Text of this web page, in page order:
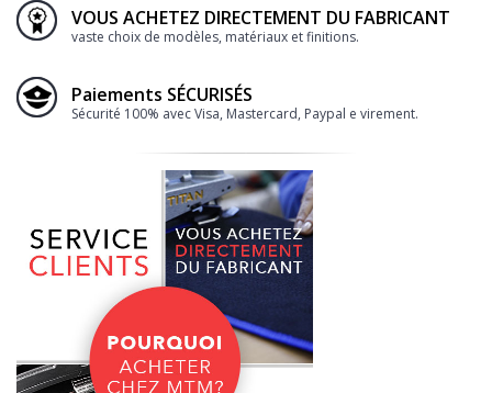
VOUS ACHETEZ DIRECTEMENT DU FABRICANT
vaste choix de modèles, matériaux et finitions.
Paiements SÉCURISÉS
Sécurité 100% avec Visa, Mastercard, Paypal e virement.